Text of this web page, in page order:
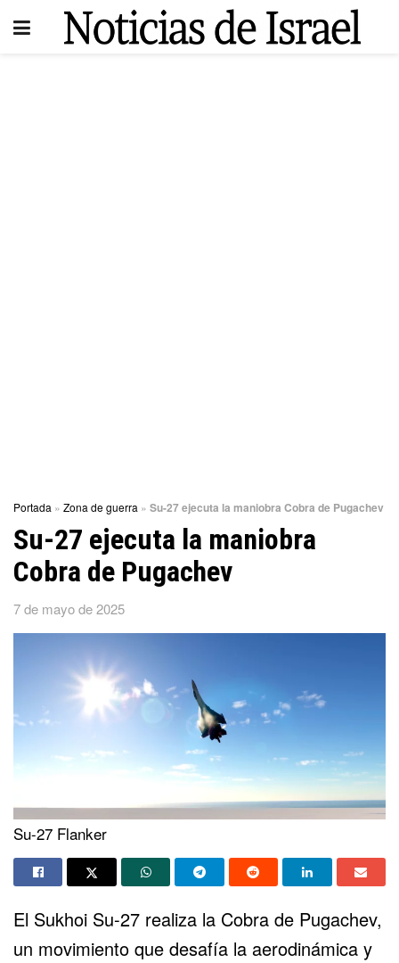
Portada » Zona de guerra » Su-27 ejecuta la maniobra Cobra de Pugachev
Su-27 ejecuta la maniobra
Cobra de Pugachev
7 de mayo de 2025
Su-27 Flanker
El Sukhoi Su-27 realiza la Cobra de Pugachev,
un movimiento que desafía la aerodinámica y